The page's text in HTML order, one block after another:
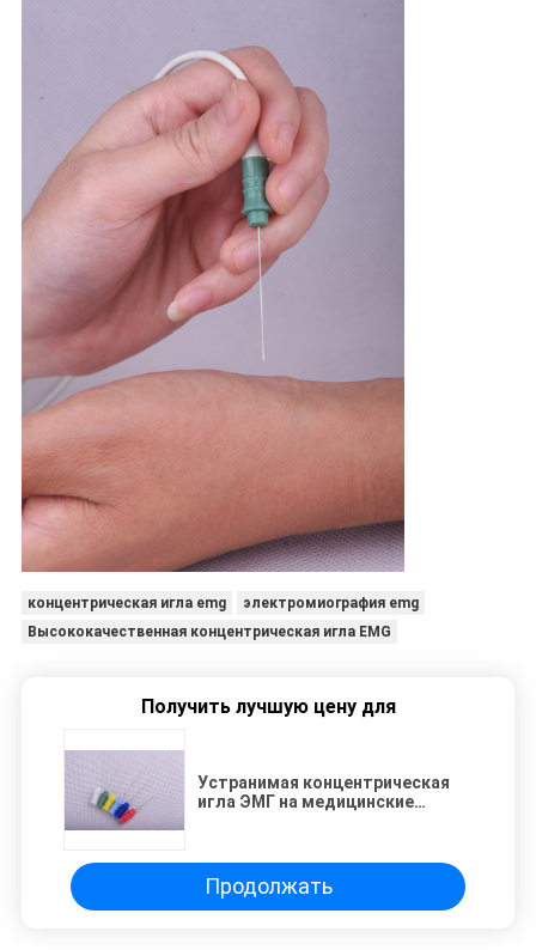
концентрическая игла emg
электромиография emg
Высококачественная концентрическая игла EMG
Получить лучшую цену для
Устранимая концентрическая
игла ЭМГ на медицинские
Продолжать